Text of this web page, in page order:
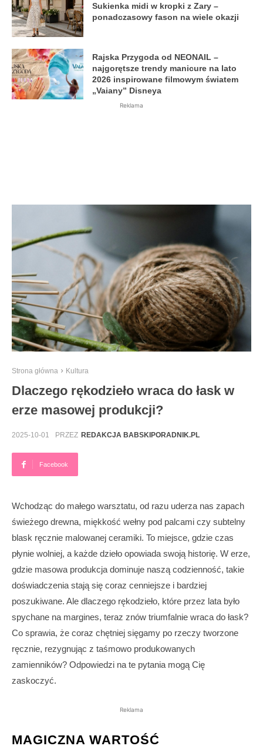
Sukienka midi w kropki z Zary –
ponadczasowy fason na wiele okazji
Rajska Przygoda od NEONAIL –
najgorętsze trendy manicure na lato
2026 inspirowane filmowym światem
„Vaiany” Disneya
Reklama